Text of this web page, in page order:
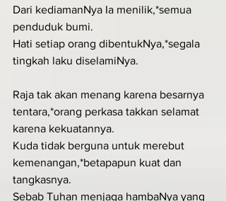
Dari kediamanNya Ia menilik,*semua
penduduk bumi.
Hati setiap orang dibentukNya,*segala
tingkah laku diselamiNya.
Raja tak akan menang karena besarnya
tentara,*orang perkasa takkan selamat
karena kekuatannya.
Kuda tidak berguna untuk merebut
kemenangan,*betapapun kuat dan
tangkasnya.
Sebab Tuhan menjaga hambaNya yang